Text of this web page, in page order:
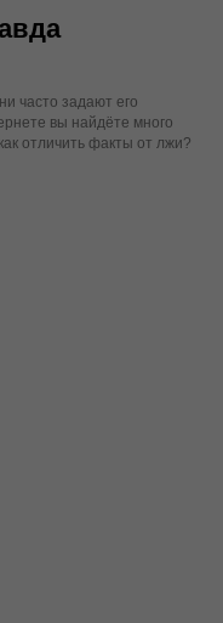
часто задают его
вы найдёте много
отличить факты от лжи?